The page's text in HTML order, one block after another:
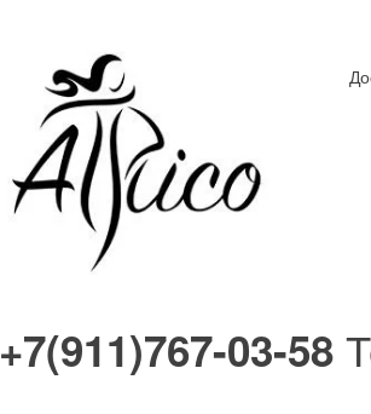
Перейти
навигации
Перейти
содержимому
+7(911)767-03-58